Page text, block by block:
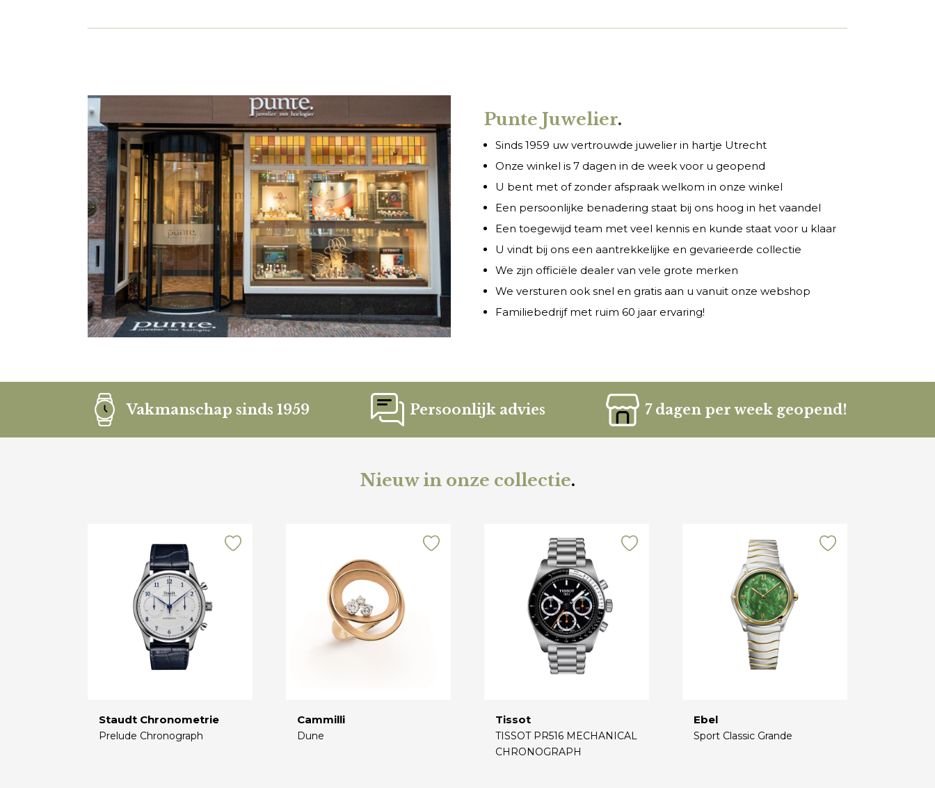
Punte Juwelier.
Sinds 1959 uw vertrouwde juwelier in hartje Utrecht
Onze winkel is 7 dagen in de week voor u geopend
U bent met of zonder afspraak welkom in onze winkel
Een persoonlijke benadering staat bij ons hoog in het vaandel
Een toegewijd team met veel kennis en kunde staat voor u klaar
U vindt bij ons een aantrekkelijke en gevarieerde collectie
We zijn officiële dealer van vele grote merken
We versturen ook snel en gratis aan u vanuit onze webshop
Familiebedrijf met ruim 60 jaar ervaring!
Vakmanschap sinds 1959 Persoonlijk advies 7 dagen per week geopend!
Nieuw in onze collectie.
Staudt Chronometrie
Prelude Chronograph
Cammilli
Dune
Tissot
TISSOT PR516 MECHANICAL
CHRONOGRAPH
Ebel
Sport Classic Grande